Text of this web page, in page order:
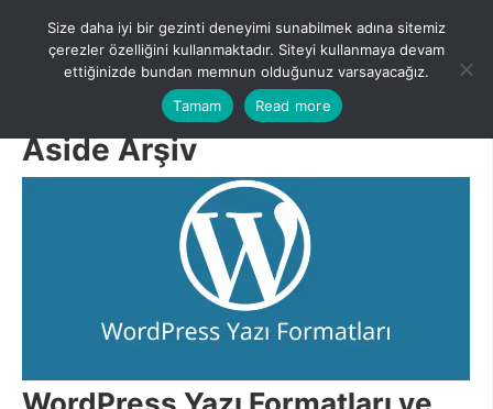
content
Menu
Aside Arşiv
Size daha iyi bir gezinti deneyimi sunabilmek adına sitemiz
çerezler özelliğini kullanmaktadır. Siteyi kullanmaya devam
ettiğinizde bundan memnun olduğunuz varsayacağız.
Tamam
Read more